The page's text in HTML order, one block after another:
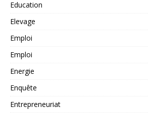
Education
Elevage
Emploi
Emploi
Energie
Enquête
Entrepreneuriat